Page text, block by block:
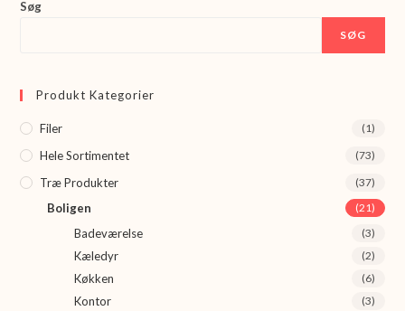
Søg
SØG
Produkt Kategorier
Filer (1)
Hele Sortimentet (73)
Træ Produkter (37)
Boligen (21)
Badeværelse (3)
Kæledyr (2)
Køkken (6)
Kontor (3)